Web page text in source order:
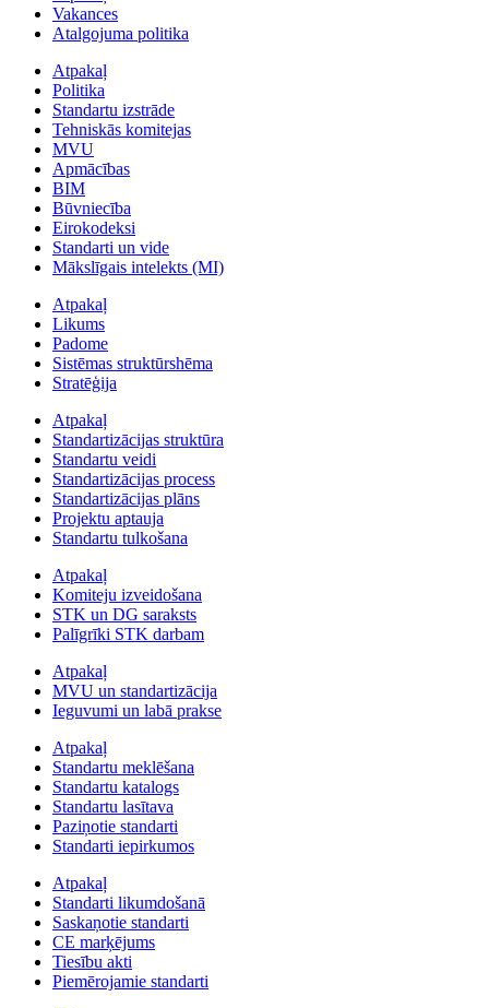
Vakances
Atalgojuma politika
Atpakaļ
Politika
Standartu izstrāde
Tehniskās komitejas
MVU
Apmācības
BIM
Būvniecība
Eirokodeksi
Standarti un vide
Mākslīgais intelekts (MI)
Atpakaļ
Likums
Padome
Sistēmas struktūrshēma
Stratēģija
Atpakaļ
Standartizācijas struktūra
Standartu veidi
Standartizācijas process
Standartizācijas plāns
Projektu aptauja
Standartu tulkošana
Atpakaļ
Komiteju izveidošana
STK un DG saraksts
Palīgrīki STK darbam
Atpakaļ
MVU un standartizācija
Ieguvumi un labā prakse
Atpakaļ
Standartu meklēšana
Standartu katalogs
Standartu lasītava
Paziņotie standarti
Standarti iepirkumos
Atpakaļ
Standarti likumdošanā
Saskaņotie standarti
CE marķējums
Tiesību akti
Piemērojamie standarti